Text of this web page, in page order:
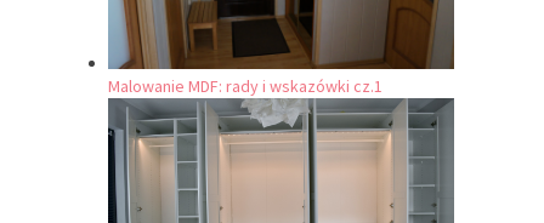
Malowanie MDF: rady i wskazówki cz.1